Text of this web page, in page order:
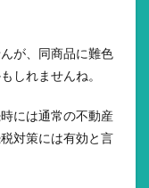
が、同商品に難色
しれませんね。
には通常の不動産
対策には有効と言